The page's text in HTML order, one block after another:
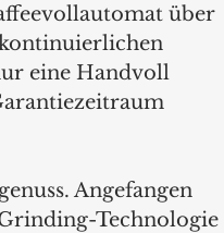
über
eine Handvoll
Angefangen
Technologie